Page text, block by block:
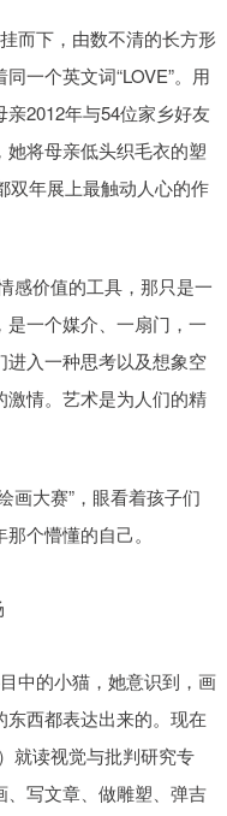
而下，由数不清的长方形
一个英文词“LOVE”。用
2012年与54位家乡好友
将母亲低头织毛衣的塑
双年展上最触动人心的作
感价值的工具，那只是一
一个媒介、一扇门，一
入一种思考以及想象空
激情。艺术是为人们的精
画大赛”，眼看着孩子们
个懵懂的自己。
中的小猫，她意识到，画
西都表达出来的。现在
就读视觉与批判研究专
、写文章、做雕塑、弹吉